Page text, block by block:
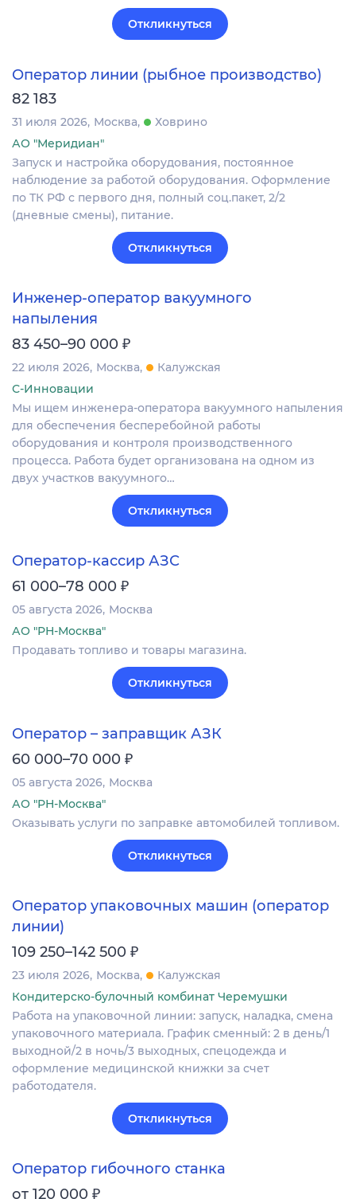
Откликнуться
Оператор линии (рыбное производство)
82 183
31 июля 2026 Москва
Ховрино
АО "Меридиан"
Запуск и настройка оборудования, постоянное
наблюдение за работой оборудования. Оформление
по ТК РФ с первого дня, полный соц.пакет, 2/2
(дневные смены), питание.
Откликнуться
Инженер-оператор вакуумного
напыления
83 450–90 000 ₽
22 июля 2026 Москва
Калужская
С-Инновации
Мы ищем инженера-оператора вакуумного напыления
для обеспечения бесперебойной работы
оборудования и контроля производственного
процесса. Работа будет организована на одном из
двух участков вакуумного…
Откликнуться
Оператор-кассир АЗС
61 000–78 000 ₽
05 августа 2026 Москва
АО "РН-Москва"
Продавать топливо и товары магазина.
Откликнуться
Оператор – заправщик АЗК
60 000–70 000 ₽
05 августа 2026 Москва
АО "РН-Москва"
Оказывать услуги по заправке автомобилей топливом.
Откликнуться
Оператор упаковочных машин (оператор
линии)
109 250–142 500 ₽
23 июля 2026 Москва
Калужская
Кондитерско-булочный комбинат Черемушки
Работа на упаковочной линии: запуск, наладка, смена
упаковочного материала. График сменный: 2 в день/1
выходной/2 в ночь/3 выходных, спецодежда и
оформление медицинской книжки за счет
работодателя.
Откликнуться
Оператор гибочного станка
от 120 000 ₽